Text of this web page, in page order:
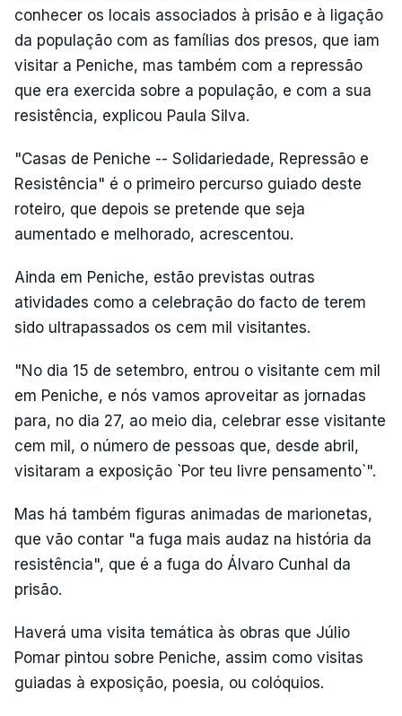
conhecer os locais associados à prisão e à ligação
da população com as famílias dos presos, que iam
visitar a Peniche, mas também com a repressão
que era exercida sobre a população, e com a sua
resistência, explicou Paula Silva.
"Casas de Peniche -- Solidariedade, Repressão e
Resistência" é o primeiro percurso guiado deste
roteiro, que depois se pretende que seja
aumentado e melhorado, acrescentou.
Ainda em Peniche, estão previstas outras
atividades como a celebração do facto de terem
sido ultrapassados os cem mil visitantes.
"No dia 15 de setembro, entrou o visitante cem mil
em Peniche, e nós vamos aproveitar as jornadas
para, no dia 27, ao meio dia, celebrar esse visitante
cem mil, o número de pessoas que, desde abril,
visitaram a exposição `Por teu livre pensamento`".
Mas há também figuras animadas de marionetas,
que vão contar "a fuga mais audaz na história da
resistência", que é a fuga do Álvaro Cunhal da
prisão.
Haverá uma visita temática às obras que Júlio
Pomar pintou sobre Peniche, assim como visitas
guiadas à exposição, poesia, ou colóquios.